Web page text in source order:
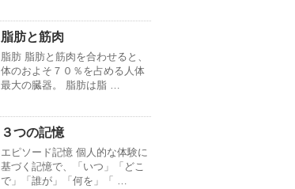
脂肪と筋肉
脂肪 脂肪と筋肉を合わせると、
体のおよそ７０％を占める人体
最大の臓器。 脂肪は脂 …
３つの記憶
エピソード記憶 個人的な体験に
基づく記憶で、「いつ」「どこ
で」「誰が」「何を」「 …